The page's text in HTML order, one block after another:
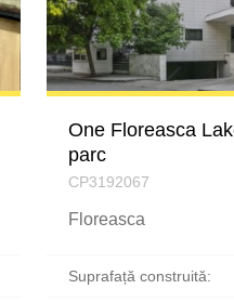
One Floreasca
parc
CP3192067
Floreasca
Suprafață construită: